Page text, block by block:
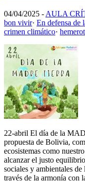
04/04/2025 -AULA
bon vivir· En defensa de
crimen climático·
22-abril El día de la
propuesta de Bolivia,
ecosistemas como
alcanzar el justo
sociales y ambientales de
través de la armonía